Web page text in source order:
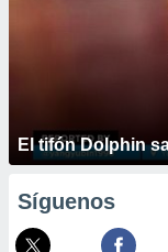
El tifón Dolphin
Síguenos